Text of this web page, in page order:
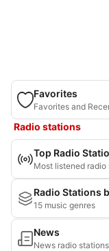
Favorites
Favorites and
Radio stations
Top Radio
Most listened radio
Radio Stations
15 music genres
News
News radio stations